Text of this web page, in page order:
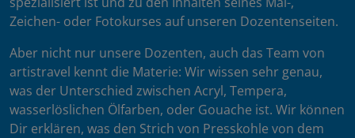
Zeichen- oder Fotokurses auf unseren Dozentenseiten.
Aber nicht nur unsere Dozenten, auch das Team von
artistravel kennt die Materie: Wir wissen sehr genau,
was der Unterschied zwischen Acryl, Tempera,
wasserlöslichen Ölfarben, oder Gouache ist. Wir können
Dir erklären, was den Strich von Presskohle von dem